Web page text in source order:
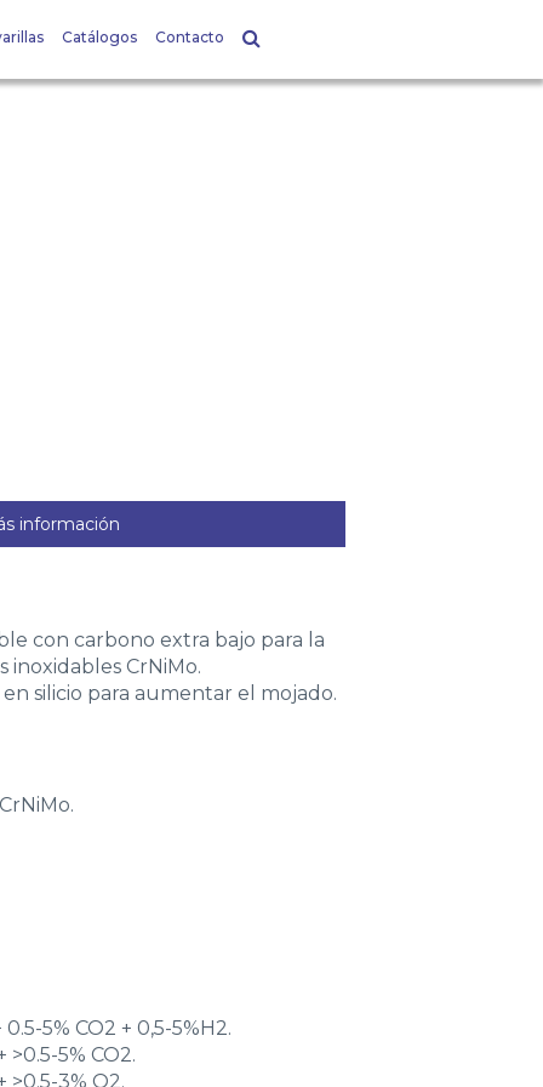
Catálogos Contacto
con carbono extra bajo para la
inoxidables CrNiMo.
silicio para aumentar el mojado.
0.5-5% CO2 + 0,5-5%H2.
>0.5-5% CO2.
>0.5-3% O2.
información